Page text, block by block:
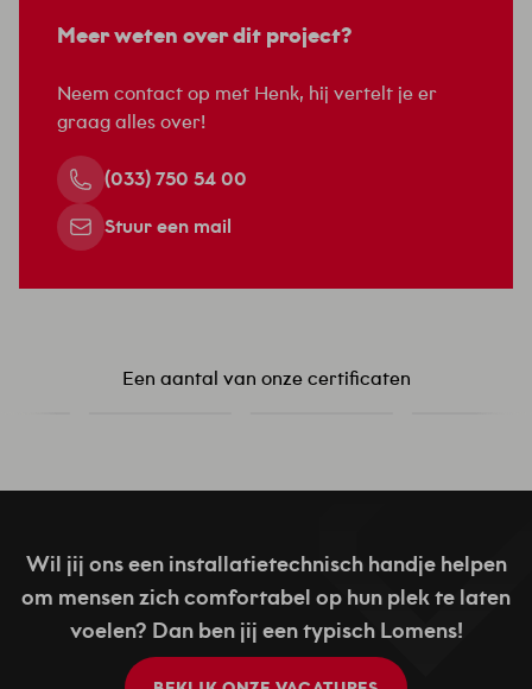
Meer weten over dit project?
Neem contact op met Henk, hij vertelt je er
graag alles over!
(033) 750 54 00
Stuur een mail
Een aantal van onze certificaten
Wil jij ons een installatietechnisch handje helpen
om mensen zich comfortabel op hun plek te laten
voelen? Dan ben jij een typisch Lomens!